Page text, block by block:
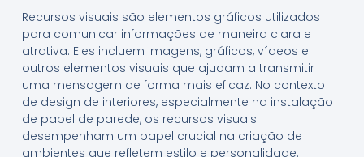
Recursos visuais são elementos gráficos utilizados
para comunicar informações de maneira clara e
atrativa. Eles incluem imagens, gráficos, vídeos e
outros elementos visuais que ajudam a transmitir
uma mensagem de forma mais eficaz. No contexto
de design de interiores, especialmente na instalação
de papel de parede, os recursos visuais
desempenham um papel crucial na criação de
ambientes que refletem estilo e personalidade.